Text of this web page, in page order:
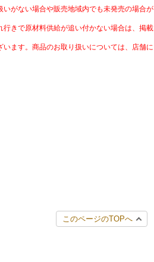
いがない場合や販売地域内でも未発売の場合が
行きで原材料供給が追い付かない場合は、掲載
います。商品のお取り扱いについては、店舗に
このページのTOPへ